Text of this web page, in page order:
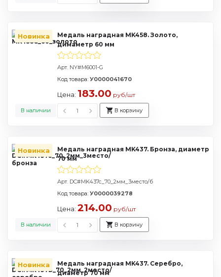
Новинка
Медаль наградная MK458. Золото,
димаметр 60 мм
Арт. NY#M6001-G
В наличии
Код товара: У0000041670
Цена: 183.00 руб/шт
В корзину
Новинка
Медаль наградная MK437. Бронза, диаметр
70 мм
Арт. DC#MK437c_70_2мм_3место/б
В наличии
Код товара: У0000039278
Цена: 214.00 руб/шт
В корзину
Новинка
Медаль наградная MK437. Серебро,
диаметр 70 мм